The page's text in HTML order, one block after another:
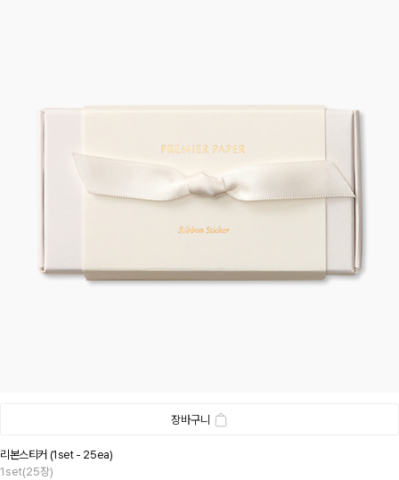
장바구니
리본스티커 (1set - 25ea)
1set(25장)